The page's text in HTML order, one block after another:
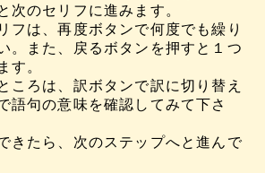
次のセリフに進みます。
フは、再度ボタンで何度でも繰り
。また、戻るボタンを押すと１つ
す。
ころは、訳ボタンで訳に切り替え
語句の意味を確認してみて下さ
きたら、次のステップへと進んで